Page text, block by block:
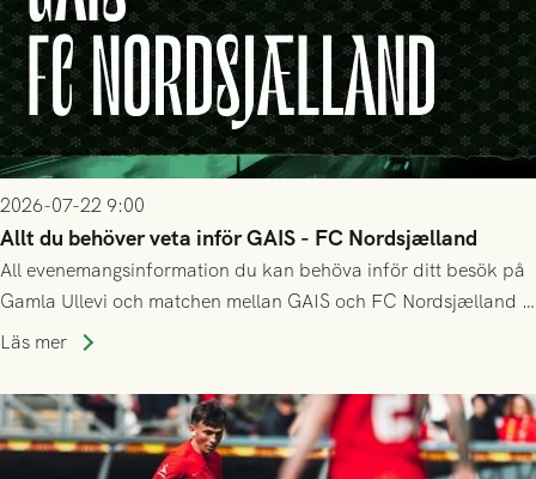
2026-07-22 9:00
Allt du behöver veta inför GAIS - FC Nordsjælland
All evenemangsinformation du kan behöva inför ditt besök på
Gamla Ullevi och matchen mellan GAIS och FC Nordsjælland i
kvalet till Conference League! Avspark kl 19.00 på torsdag
Läs mer